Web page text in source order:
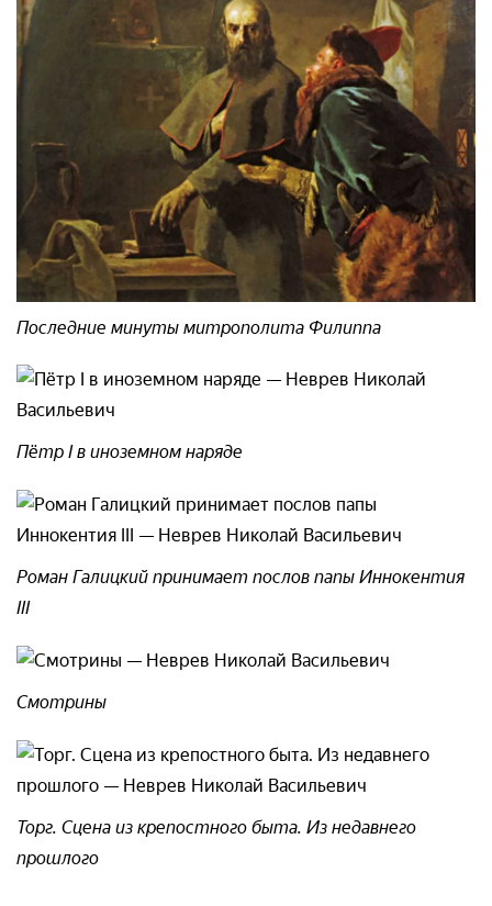
Последние минуты митрополита Филиппа
Пётр I в иноземном наряде
Роман Галицкий принимает послов папы Иннокентия
III
Смотрины
Торг. Сцена из крепостного быта. Из недавнего
прошлого